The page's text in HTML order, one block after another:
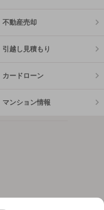
不動産売却
引越し見積もり
カードローン
マンション情報